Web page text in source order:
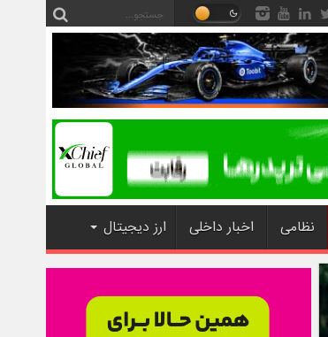
نظامی اخبار داخلی ارز دیجیتال